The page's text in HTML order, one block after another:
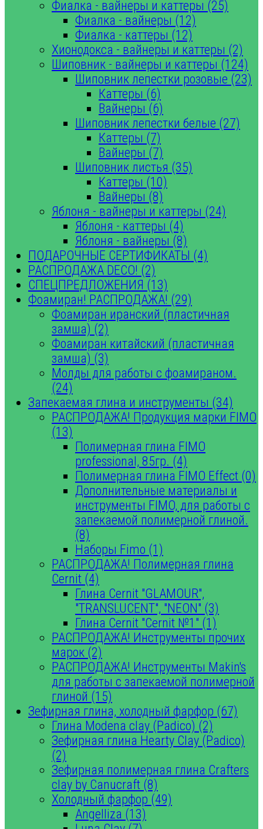
Фиалка - вайнеры и каттеры (25)
Фиалка - вайнеры (12)
Фиалка - каттеры (12)
Хионодокса - вайнеры и каттеры (2)
Шиповник - вайнеры и каттеры (124)
Шиповник лепестки розовые (23)
Каттеры (6)
Вайнеры (6)
Шиповник лепестки белые (27)
Каттеры (7)
Вайнеры (7)
Шиповник листья (35)
Каттеры (10)
Вайнеры (8)
Яблоня - вайнеры и каттеры (24)
Яблоня - каттеры (4)
Яблоня - вайнеры (8)
ПОДАРОЧНЫЕ СЕРТИФИКАТЫ (4)
РАСПРОДАЖА DECO! (2)
СПЕЦПРЕДЛОЖЕНИЯ (13)
Фоамиран! РАСПРОДАЖА! (29)
Фоамиран иранский (пластичная
замша) (2)
Фоамиран китайский (пластичная
замша) (3)
Молды для работы с фоамираном.
(24)
Запекаемая глина и инструменты (34)
РАСПРОДАЖА! Продукция марки FIMO
(13)
Полимерная глина FIMO
professional, 85гр. (4)
Полимерная глина FIMO Effect (0)
Дополнительные материалы и
инструменты FIMO, для работы с
запекаемой полимерной глиной.
(8)
Наборы Fimo (1)
РАСПРОДАЖА! Полимерная глина
Cernit (4)
Глина Cernit "GLAMOUR",
"TRANSLUCENT", "NEON" (3)
Глина Cernit "Cernit №1" (1)
РАСПРОДАЖА! Инструменты прочих
марок (2)
РАСПРОДАЖА! Инструменты Makin's
для работы с запекаемой полимерной
глиной (15)
Зефирная глина, холодный фарфор (67)
Глина Modena clay (Padico) (2)
Зефирная глина Hearty Clay (Padico)
(2)
Зефирная полимерная глина Crafters
clay by Canucraft (8)
Холодный фарфор (49)
Angelliza (13)